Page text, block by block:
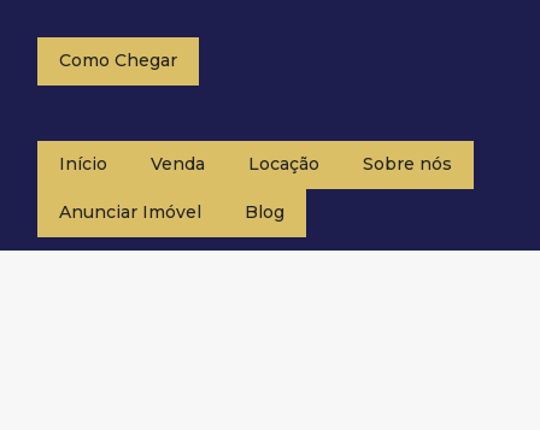
Como Chegar
Início Venda Locação Sobre nós
Anunciar Imóvel Blog